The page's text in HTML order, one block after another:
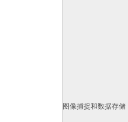
图像捕捉和数据存储